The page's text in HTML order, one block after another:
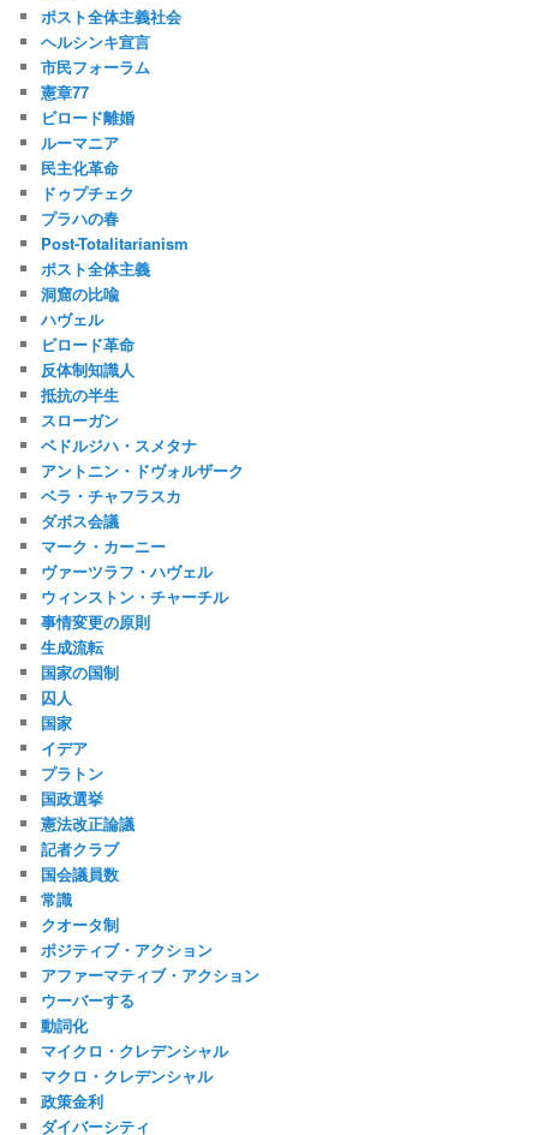
ポスト全体主義社会
ヘルシンキ宣言
市民フォーラム
憲章77
ビロード離婚
ルーマニア
民主化革命
ドゥプチェク
プラハの春
Post-Totalitarianism
ポスト全体主義
洞窟の比喩
ハヴェル
ビロード革命
反体制知識人
抵抗の半生
スローガン
ベドルジハ・スメタナ
アントニン・ドヴォルザーク
ベラ・チャフラスカ
ダボス会議
マーク・カーニー
ヴァーツラフ・ハヴェル
ウィンストン・チャーチル
事情変更の原則
生成流転
国家の国制
囚人
国家
イデア
プラトン
国政選挙
憲法改正論議
記者クラブ
国会議員数
常識
クオータ制
ポジティブ・アクション
アファーマティブ・アクション
ウーバーする
動詞化
マイクロ・クレデンシャル
マクロ・クレデンシャル
政策金利
ダイバーシティ